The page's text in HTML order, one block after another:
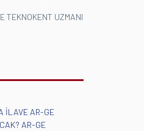
İLAVE AR-GE
AR-GE
TEKNOKENT UZMANI